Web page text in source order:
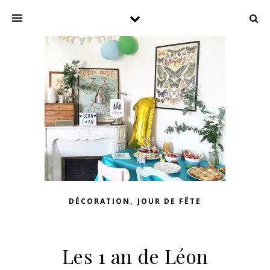
DÉCORATION , JOUR DE FÊTE
Les 1 an de Léon